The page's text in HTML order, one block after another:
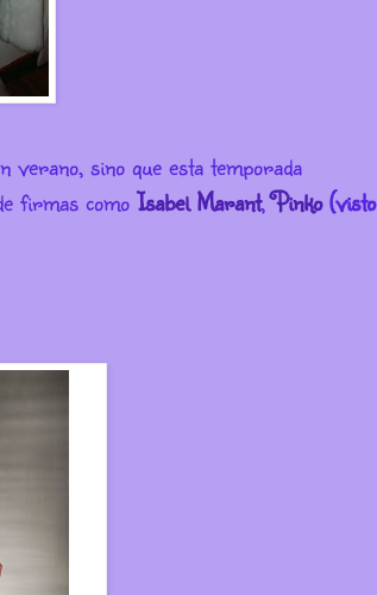
sino que esta temporada
firmas comoIsabel Marant,Pinko(visto